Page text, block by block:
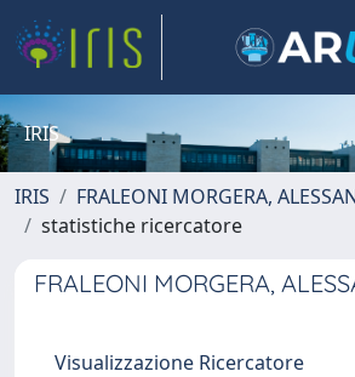
IRIS
IRIS
FRALEONI MORGERA,
statistiche ricercatore
FRALEONI MORGERA,
Visualizzazione Ricercatore